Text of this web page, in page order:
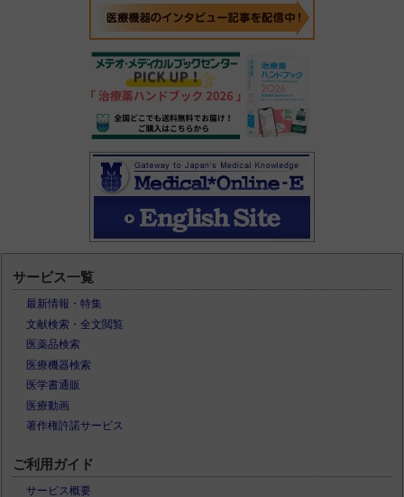
サービス一覧
最新情報・特集
文献検索・全文閲覧
医薬品検索
医療機器検索
医学書通販
医療動画
著作権許諾サービス
ご利用ガイド
サービス概要